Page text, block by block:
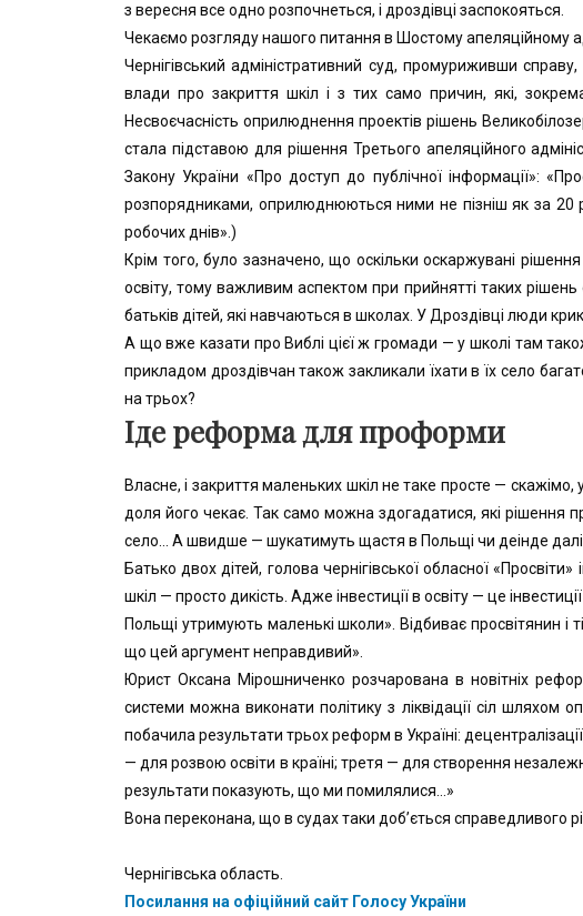
з вересня все одно розпочнеться, і дроздівці заспокояться.
Чекаємо розгляду нашого питання в Шостому апеляційному
Чернігівський адміністративний суд, промуриживши
влади про закриття шкіл і з тих само причин, які,
Несвоєчасність оприлюднення проектів рішень
стала підставою для рішення Третього апеляційного
Закону України «Про доступ до публічної інформації»:
розпорядниками, оприлюднюються ними не пізніш як за 20
робочих днів».)
Крім того, було зазначено, що оскільки оскаржувані
освіту, тому важливим аспектом при прийнятті таких
батьків дітей, які навчаються в школах. У Дроздівці люди
А що вже казати про Виблі цієї ж громади — у школі там
прикладом дроздівчан також закликали їхати в їх село
на трьох?
Іде реформа для проформи
Власне, і закриття маленьких шкіл не таке просте —
доля його чекає. Так само можна здогадатися, які рішення
село… А швидше — шукатимуть щастя в Польщі чи деінде далі…
Батько двох дітей, голова чернігівської обласної
шкіл — просто дикість. Адже інвестиції в освіту — це
Польщі утримують маленькі школи». Відбиває просвітянин і
що цей аргумент неправдивий».
Юрист Оксана Мірошниченко розчарована в новітніх
системи можна виконати політику з ліквідації сіл шляхом
побачила результати трьох реформ в Україні:
— для розвою освіти в країні; третя — для створення
результати показують, що ми помилялися…»
Вона переконана, що в судах таки доб’ється
Чернігівська область.
Посилання на офіційний сайт Голосу України